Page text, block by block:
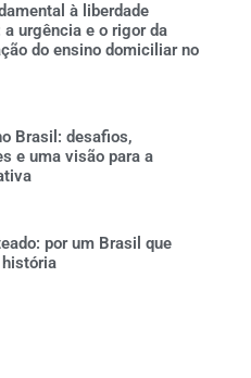
à liberdade
urgência e o rigor da
do ensino domiciliar no
Brasil: desafios,
e uma visão para a
por um Brasil que